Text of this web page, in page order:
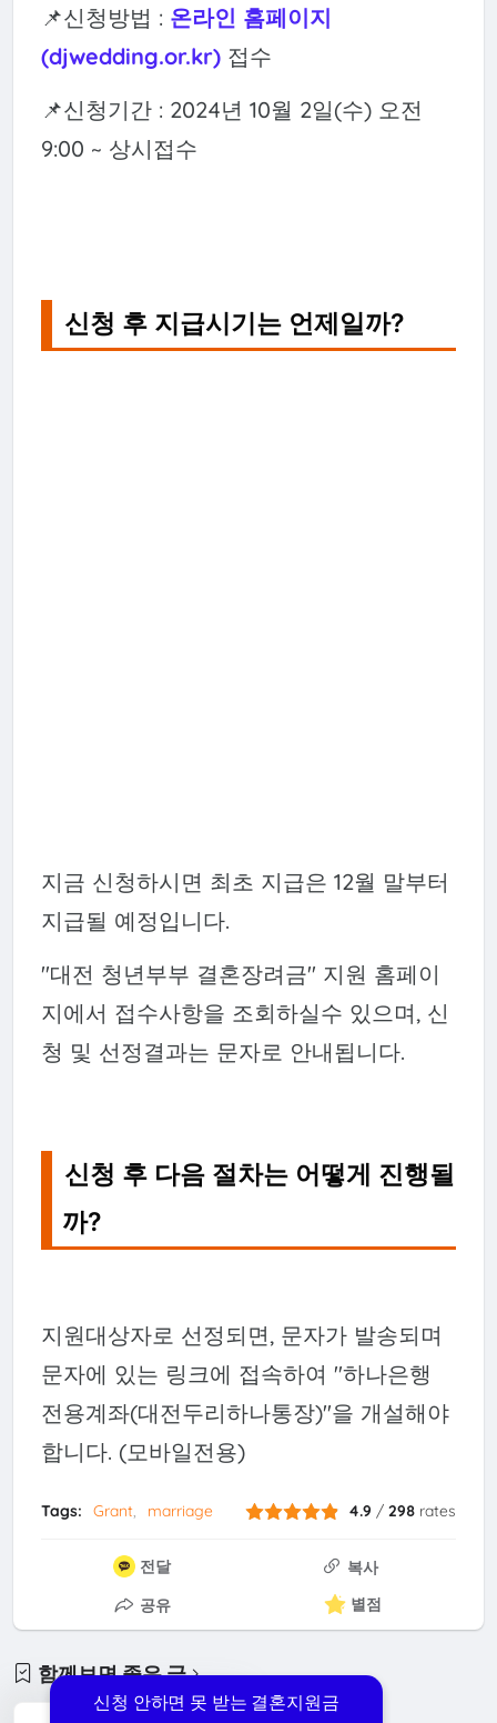
📌신청방법 : 온라인 홈페이지
(djwedding.or.kr)접수
📌신청기간 : 2024년 10월 2일(수) 오전
9:00 ~ 상시접수
신청 후 지급시기는 언제일까?
지금 신청하시면 최초 지급은 12월 말부터
지급될 예정입니다.
"대전 청년부부 결혼장려금" 지원 홈페이
지에서 접수사항을 조회하실수 있으며, 신
청 및 선정결과는 문자로 안내됩니다.
신청 안하면 못 받는 결혼지원금
신청 후 다음 절차는 어떻게 진행될
까?
지원대상자로 선정되면, 문자가 발송되며
문자에 있는 링크에 접속하여 "하나은행
전용계좌(대전두리하나통장)"을 개설해야
합니다. (모바일전용)
Tags: Grant marriage 4.9 /298 rates
전달
복사
공유
별점
함께보면 좋은 글